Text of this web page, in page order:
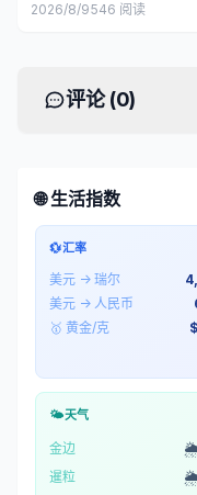
2026/8/9546 阅读
评论 (0)
🌐 生活指数
💱汇率
美元 → 瑞尔
美元 → 人民币
🥇 黄金/克
$
🌤️天气
金边
暹粒